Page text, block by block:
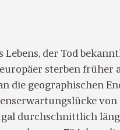
der Tod
sterben früher
die geographischen
durchschnittlich